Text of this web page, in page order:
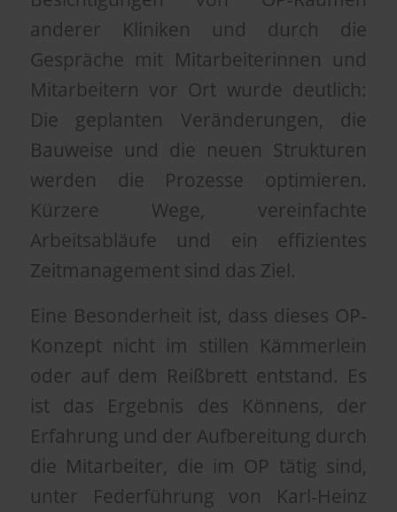
anderer Kliniken und durch die
Gespräche mit Mitarbeiterinnen und
Mitarbeitern vor Ort wurde deutlich:
Die geplanten Veränderungen, die
Bauweise und die neuen Strukturen
werden die Prozesse optimieren.
Kürzere Wege, vereinfachte
Arbeitsabläufe und ein effizientes
Zeitmanagement sind das Ziel.
Eine Besonderheit ist, dass dieses OP-
Konzept nicht im stillen Kämmerlein
oder auf dem Reißbrett entstand. Es
ist das Ergebnis des Könnens, der
Erfahrung und der Aufbereitung durch
die Mitarbeiter, die im OP tätig sind,
unter Federführung von Karl-Heinz